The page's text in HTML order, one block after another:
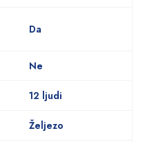
Da
Ne
12 ljudi
Željezo